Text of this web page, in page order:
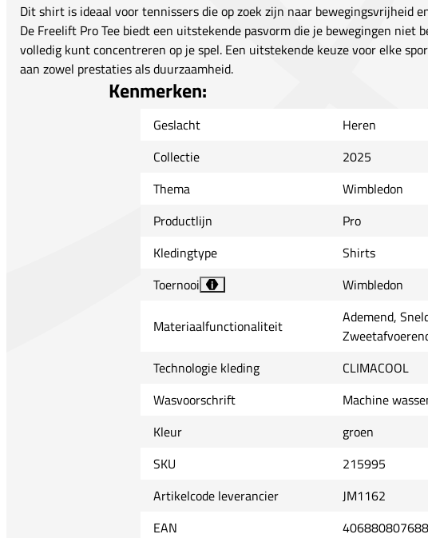
Dit shirt is ideaal voor tennissers die op zoek zijn naar bewegingsvrijheid
De Freelift Pro Tee biedt een uitstekende pasvorm die je bewegingen niet
volledig kunt concentreren op je spel. Een uitstekende keuze voor elke
aan zowel prestaties als duurzaamheid.
Kenmerken:
Geslacht
Heren
Collectie
2025
Thema
Wimbledon
Productlijn
Pro
Kledingtype
Shirts
Toernooi
i Wimbledon
Materiaalfunctionaliteit
Ademend,
Technologie kleding
CLIMACOOL
Wasvoorschrift
Machine
Kleur
groen
SKU
215995
Artikelcode leverancier
JM1162
EAN